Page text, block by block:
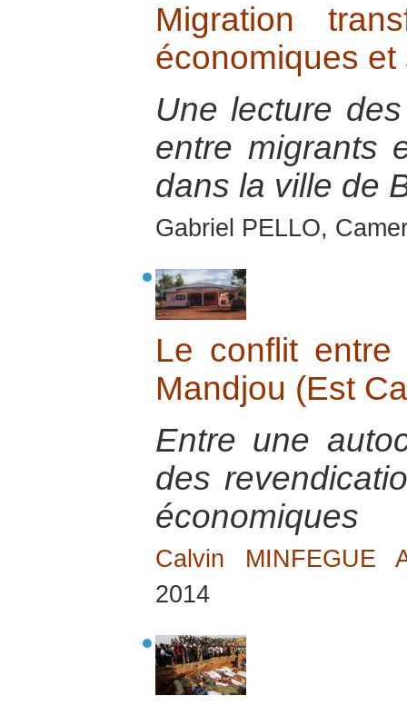
Migration
économiques et
Une lecture
entre migrants
dans la ville de
Gabriel PELLO,
Le conflit
Mandjou (Est
Entre une
des
économiques
Calvin MINFEGUE
2014